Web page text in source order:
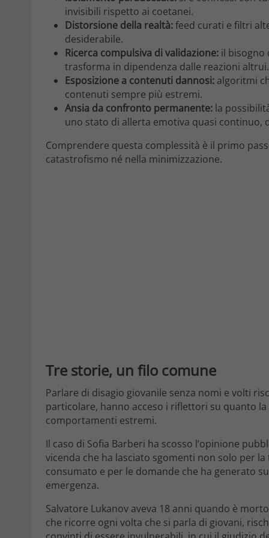
invisibili rispetto ai coetanei.
Distorsione della realtà:feed curati e filtri
desiderabile.
Ricerca compulsiva di validazione: il bisogno
trasforma in dipendenza dalle reazioni altrui.
Esposizione a contenuti dannosi: algoritmi
contenuti sempre più estremi.
Ansia da confronto permanente: la
uno stato di allerta emotiva quasi continuo,
Comprendere questa complessità è il primo
catastrofismo né nella minimizzazione.
Tre storie, un filo comune
Parlare di disagio giovanile senza nomi e volti
particolare, hanno acceso i riflettori su quanto
comportamenti estremi.
Il caso di Sofia Barberi ha scosso l’opinione
vicenda che ha lasciato sgomenti non solo per
consumato e per le domande che ha generato
emergenza.
Salvatore Lukanov aveva 18 anni quando è
che ricorre ogni volta che si parla di giovani,